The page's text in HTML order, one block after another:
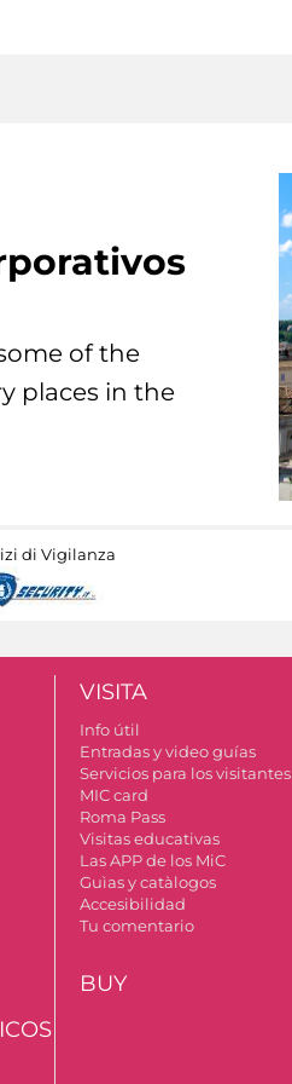
of the
places in the
di Vigilanza
VISITA
Info útil
Entradas y video guías
Servicios para los visitantes
MIC card
Roma Pass
Visitas educativas
Las APP de los MiC
Guìas y catàlogos
Accesibilidad
Tu comentario
BUY